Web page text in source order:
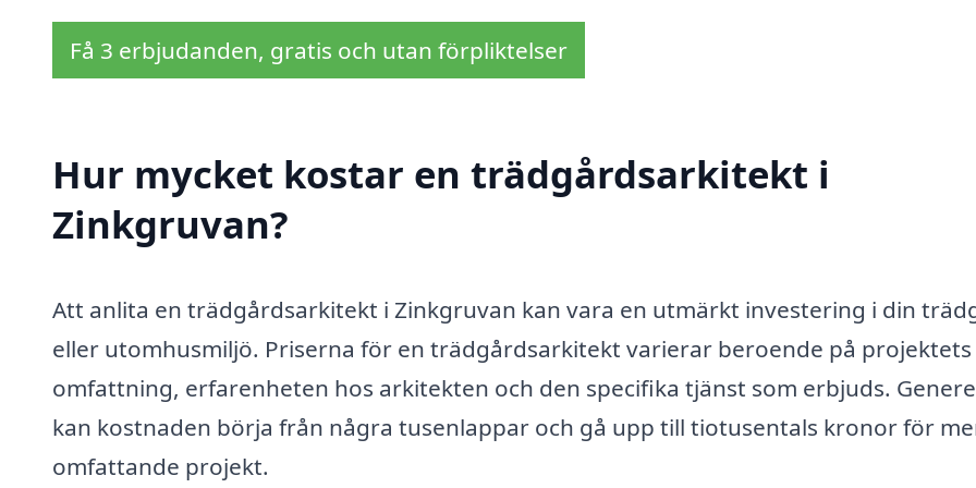
Få 3 erbjudanden, gratis och utan förpliktelser
Hur mycket kostar en trädgårdsarkitekt i
Zinkgruvan?
Att anlita en trädgårdsarkitekt i Zinkgruvan kan vara en utmärkt investering i din
eller utomhusmiljö. Priserna för en trädgårdsarkitekt varierar beroende på projektets
omfattning, erfarenheten hos arkitekten och den specifika tjänst som erbjuds.
kan kostnaden börja från några tusenlappar och gå upp till tiotusentals kronor för
omfattande projekt.